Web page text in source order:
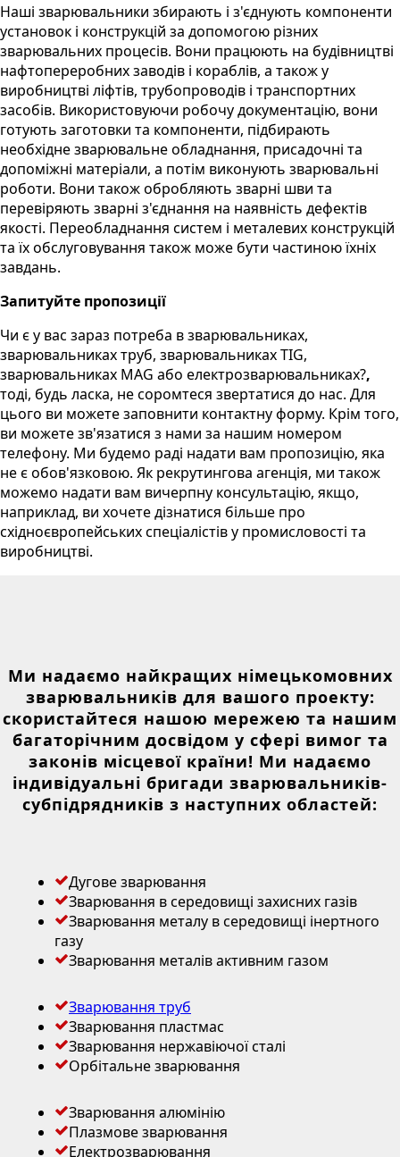
Наші зварювальники збирають і з'єднують компоненти
установок і конструкцій за допомогою різних
зварювальних процесів. Вони працюють на будівництві
нафтопереробних заводів і кораблів, а також у
виробництві ліфтів, трубопроводів і транспортних
засобів. Використовуючи робочу документацію, вони
готують заготовки та компоненти, підбирають
необхідне зварювальне обладнання, присадочні та
допоміжні матеріали, а потім виконують зварювальні
роботи. Вони також обробляють зварні шви та
перевіряють зварні з'єднання на наявність дефектів
якості. Переобладнання систем і металевих конструкцій
та їх обслуговування також може бути частиною їхніх
завдань.
Запитуйте пропозиції
Чи є у вас зараз потреба в зварювальниках,
зварювальниках труб, зварювальниках TIG,
зварювальниках MAG або електрозварювальниках?,
тоді, будь ласка, не соромтеся звертатися до нас. Для
цього ви можете заповнити контактну форму. Крім того,
ви можете зв'язатися з нами за нашим номером
телефону. Ми будемо раді надати вам пропозицію, яка
не є обов'язковою. Як рекрутингова агенція, ми також
можемо надати вам вичерпну консультацію, якщо,
наприклад, ви хочете дізнатися більше про
східноєвропейських спеціалістів у промисловості та
виробництві.
Ми надаємо найкращих німецькомовних
зварювальників для вашого проекту:
скористайтеся нашою мережею та нашим
багаторічним досвідом у сфері вимог та
законів місцевої країни! Ми надаємо
індивідуальні бригади зварювальників-
субпідрядників з наступних областей:
Дугове зварювання
Зварювання в середовищі захисних газів
Зварювання металу в середовищі інертного
газу
Зварювання металів активним газом
Зварювання труб
Зварювання пластмас
Зварювання нержавіючої сталі
Орбітальне зварювання
Зварювання алюмінію
Плазмове зварювання
Електрозварювання